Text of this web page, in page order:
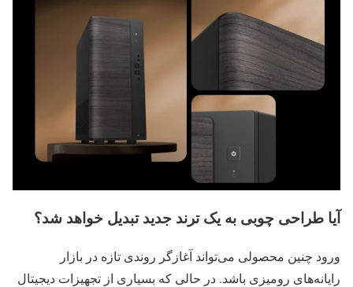
آیا طراحی چوبی به یک ترند جدید تبدیل خواهد شد؟
ورود چنین محصولی می‌تواند آغازگر روندی تازه در بازار
رایانه‌های رومیزی باشد. در حالی که بسیاری از تجهیزات دیجیتال